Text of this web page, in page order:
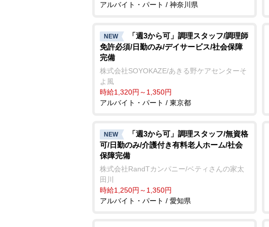
アルバイト・パート / 神奈川県
NEW
「週3から可」調理スタッフ/調理師
免許必須/日勤のみ/デイサービス/社会保障
完備
株式会社SOYOKAZE/あきる野ケアセンターそ
よ風
時給1,320円～1,350円
アルバイト・パート / 東京都
NEW
「週3から可」調理スタッフ/無資格
可/日勤のみ/介護付き有料老人ホーム/社会
保障完備
株式会社RandTカンパニー/ベティさんの家太
田川
時給1,250円～1,350円
アルバイト・パート / 愛知県